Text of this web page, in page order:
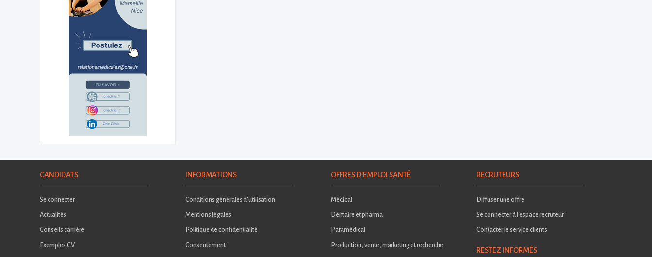
CANDIDATS
Se connecter
Actualités
Conseils carrière
Exemples CV
INFORMATIONS
Conditions générales d’utilisation
Mentions légales
Politique de confidentialité
Consentement
OFFRES D'EMPLOI SANTÉ
Médical
Dentaire et pharma
Paramédical
Production, vente, marketing et recherche
RECRUTEURS
Diffuser une offre
Se connecter à l'espace recruteur
Contacter le service clients
RESTEZ INFORMÉS